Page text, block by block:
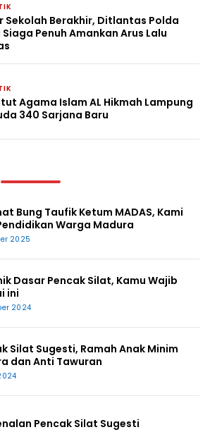
Sekolah Berakhir, Ditlantas Polda
Siaga Penuh Amankan Arus Lalu
Agama Islam AL Hikmah Lampung
340 Sarjana Baru
Bung Taufik Ketum MADAS, Kami
Warga Madura
2025
Dasar Pencak Silat, Kamu Wajib
ini
2024
Silat Sugesti, Ramah Anak Minim
dan Anti Tawuran
Pencak Silat Sugesti